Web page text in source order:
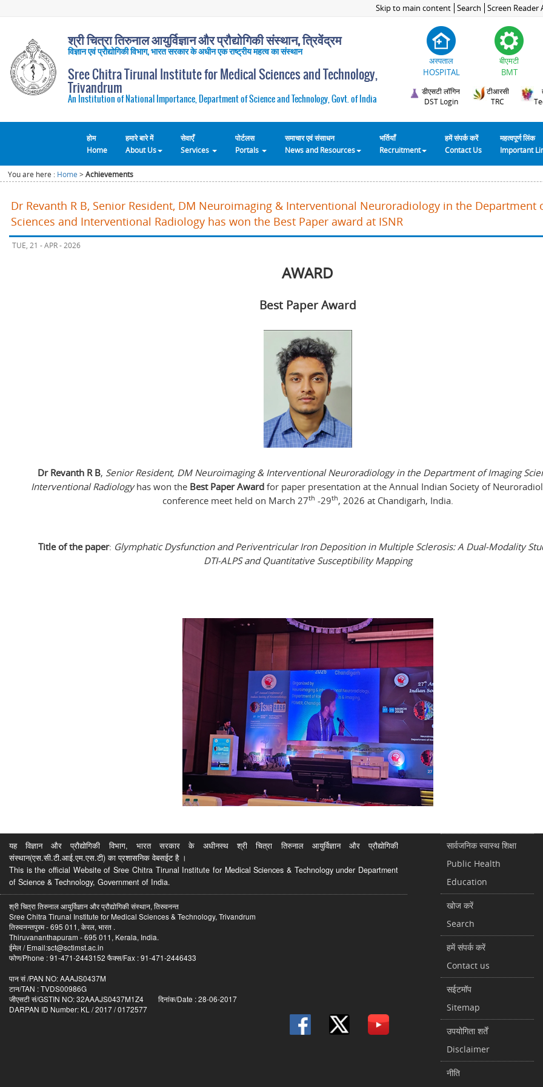
Skip to main content Search Screen Reader
श्री चित्रा तिरुनाल आयुर्विज्ञान और प्रौद्योगिकी संस्थान, त्रिवेंद्रम
विज्ञान एवं प्रौद्योगिकी विभाग, भारत सरकार के अधीन एक राष्ट्रीय महत्व का संस्थान
Sree Chitra Tirunal Institute for Medical Sciences and Technology,
Trivandrum
An Institution of National Importance, Department of Science and Technology, Govt. of India
अस्पताल
HOSPITAL
बीएमटी
BMT
डीएसटी लॉगिन
DST Login
टीआरसी
TRC
होम
Home
हमारे बारे में
About Us
सेवाएँ
Services
पोर्टलस
Portals
समाचार एवं संसाधन
News and Resources
भर्तियाँ
Recruitment
हमें संपर्क करें
Contact Us
महत्वपूर्ण लिंक
Important
You are here : Home >Achievements
Dr Revanth R B, Senior Resident, DM Neuroimaging & Interventional Neuroradiology in the Department
Sciences and Interventional Radiology has won the Best Paper award at ISNR
TUE, 21 - APR - 2026
AWARD
Best Paper Award
Dr Revanth R B, Senior Resident, DM Neuroimaging & Interventional Neuroradiology in the Department of Imaging
Interventional Radiologyhas won the Best Paper Awardfor paper presentation at the Annual Indian Society of
conference meet held on March 27th -29th, 2026 at Chandigarh, India.
Title of the paper: Glymphatic Dysfunction and Periventricular Iron Deposition in Multiple Sclerosis: A Dual-Modality
DTI-ALPS and Quantitative Susceptibility Mapping
यह विज्ञान और प्रौद्योगिकी विभाग, भारत सरकार के अधीनस्थ श्री चित्रा तिरुनाल आयुर्विज्ञान और प्रौद्योगिकी
संस्थान(एस.सी.टी.आई.एम.एस.टी) का प्रशासनिक वेबसईट है ।
This is the official Website of Sree Chitra Tirunal Institute for Medical Sciences & Technology under Department
of Science & Technology, Government of India.
श्री चित्रा तिरुनाल आयुर्विज्ञान और प्रौद्योगिकी संस्थान, तिरुवनन्त
Sree Chitra Tirunal Institute for Medical Sciences & Technology, Trivandrum
तिरुवनन्तपुरम - 695 011, केरल, भारत .
Thiruvananthapuram - 695 011, Kerala, India.
ईमेल / Email:sct@sctimst.ac.in
फोण/Phone : 91-471-2443152 फैक्स/Fax : 91-471-2446433
पान सं /PAN NO: AAAJS0437M
टान/TAN : TVDS00986G
जीएसटी सं/GSTIN NO: 32AAAJS0437M1Z4 दिनांक/Date : 28-06-2017
DARPAN ID Number: KL / 2017 / 0172577
सार्वजनिक स्वास्थ शिक्षा
Public Health
Education
खोज करें
Search
हमें संपर्क करें
Contact us
सईटमॉप
Sitemap
उपयोगिता शर्तें
Disclaimer
नीति